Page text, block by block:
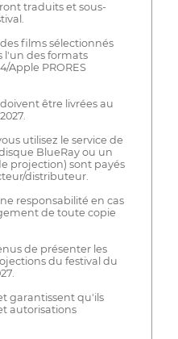
traduits et sous-
films sélectionnés
l'un des formats
Apple PRORES
être livrées au
utilisez le service de
BlueRay ou un
projection) sont payés
distributeur.
responsabilité en cas
de toute copie
de présenter les
du festival du
garantissent qu'ils
autorisations